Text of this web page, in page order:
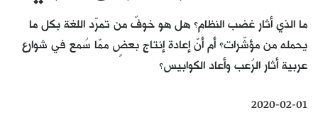
فكرة
دفاتر
بالصورة
ما الذي أثار غضب النظام؟ هل هو خوفٌ من تمرّد اللغة بكل ما
يحمله من مؤشّرات؟ أم أنّ إعادة إنتاج بعضٍ ممّا سُمع في شوارع
عربية أثار الرُعب وأعاد الكوابيس؟
2020-02-01